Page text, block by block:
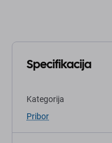
Specifikacija
Kategorija
Pribor